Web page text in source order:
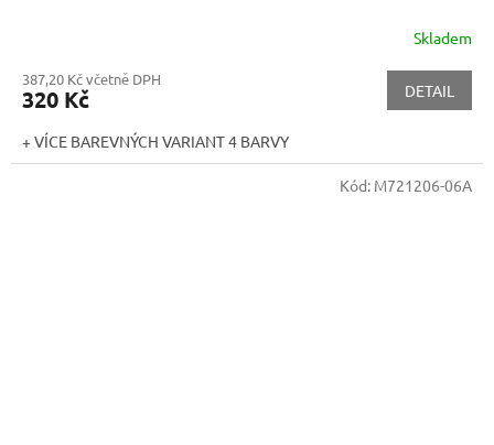
Skladem
387,20 Kč včetně DPH
320 Kč DETAIL
+ VÍCE BAREVNÝCH VARIANT 4 BARVY
Kód: M721206-06A